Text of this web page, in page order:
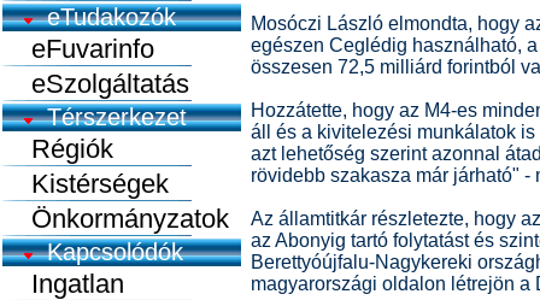
eTudakozók
eFuvarinfo
eSzolgáltatás
Térszerkezet
Régiók
Kistérségek
Önkormányzatok
Kapcsolódók
Ingatlan
Mosóczi László elmondta, hogy
egészen Ceglédig használható,
összesen 72,5 milliárd forintból
Hozzátette, hogy az M4-es
áll és a kivitelezési munkálatok
azt lehetőség szerint azonnal
rövidebb szakasza már járható" -
Az államtitkár részletezte, hogy
az Abonyig tartó folytatást és
Berettyóújfalu-Nagykereki
magyarországi oldalon létrejön